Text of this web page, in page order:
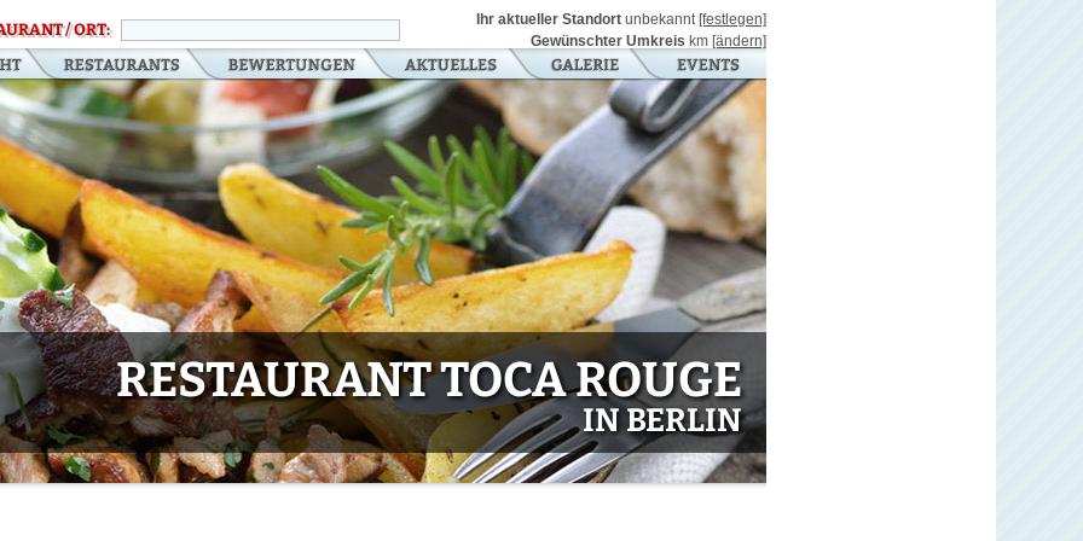
/ ORT:
Ihr aktueller Standort unbekannt [festlegen]
Gewünschter Umkreis km [ändern]
RESTAURANT TOCA ROUGE
IN BERLIN